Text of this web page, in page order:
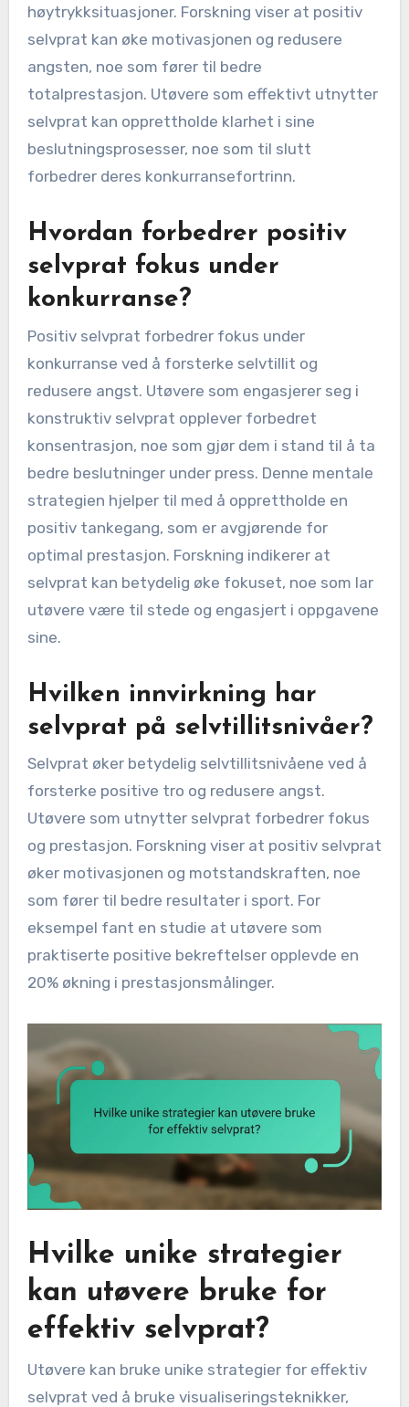
høytrykksituasjoner. Forskning viser at positiv
selvprat kan øke motivasjonen og redusere
angsten, noe som fører til bedre
totalprestasjon. Utøvere som effektivt utnytter
selvprat kan opprettholde klarhet i sine
beslutningsprosesser, noe som til slutt
forbedrer deres konkurransefortrinn.
Hvordan forbedrer positiv
selvprat fokus under
konkurranse?
Positiv selvprat forbedrer fokus under
konkurranse ved å forsterke selvtillit og
redusere angst. Utøvere som engasjerer seg i
konstruktiv selvprat opplever forbedret
konsentrasjon, noe som gjør dem i stand til å ta
bedre beslutninger under press. Denne mentale
strategien hjelper til med å opprettholde en
positiv tankegang, som er avgjørende for
optimal prestasjon. Forskning indikerer at
selvprat kan betydelig øke fokuset, noe som lar
utøvere være til stede og engasjert i oppgavene
sine.
Hvilken innvirkning har
selvprat på selvtillitsnivåer?
Selvprat øker betydelig selvtillitsnivåene ved å
forsterke positive tro og redusere angst.
Utøvere som utnytter selvprat forbedrer fokus
og prestasjon. Forskning viser at positiv selvprat
øker motivasjonen og motstandskraften, noe
som fører til bedre resultater i sport. For
eksempel fant en studie at utøvere som
praktiserte positive bekreftelser opplevde en
20% økning i prestasjonsmålinger.
Hvilke unike strategier
kan utøvere bruke for
effektiv selvprat?
Utøvere kan bruke unike strategier for effektiv
selvprat ved å bruke visualiseringsteknikker,